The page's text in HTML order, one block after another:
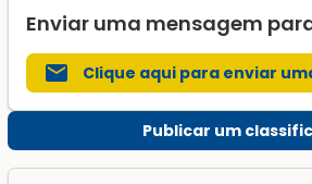
Enviar uma mensagem
mail Clique aqui para enviar
Publicar um